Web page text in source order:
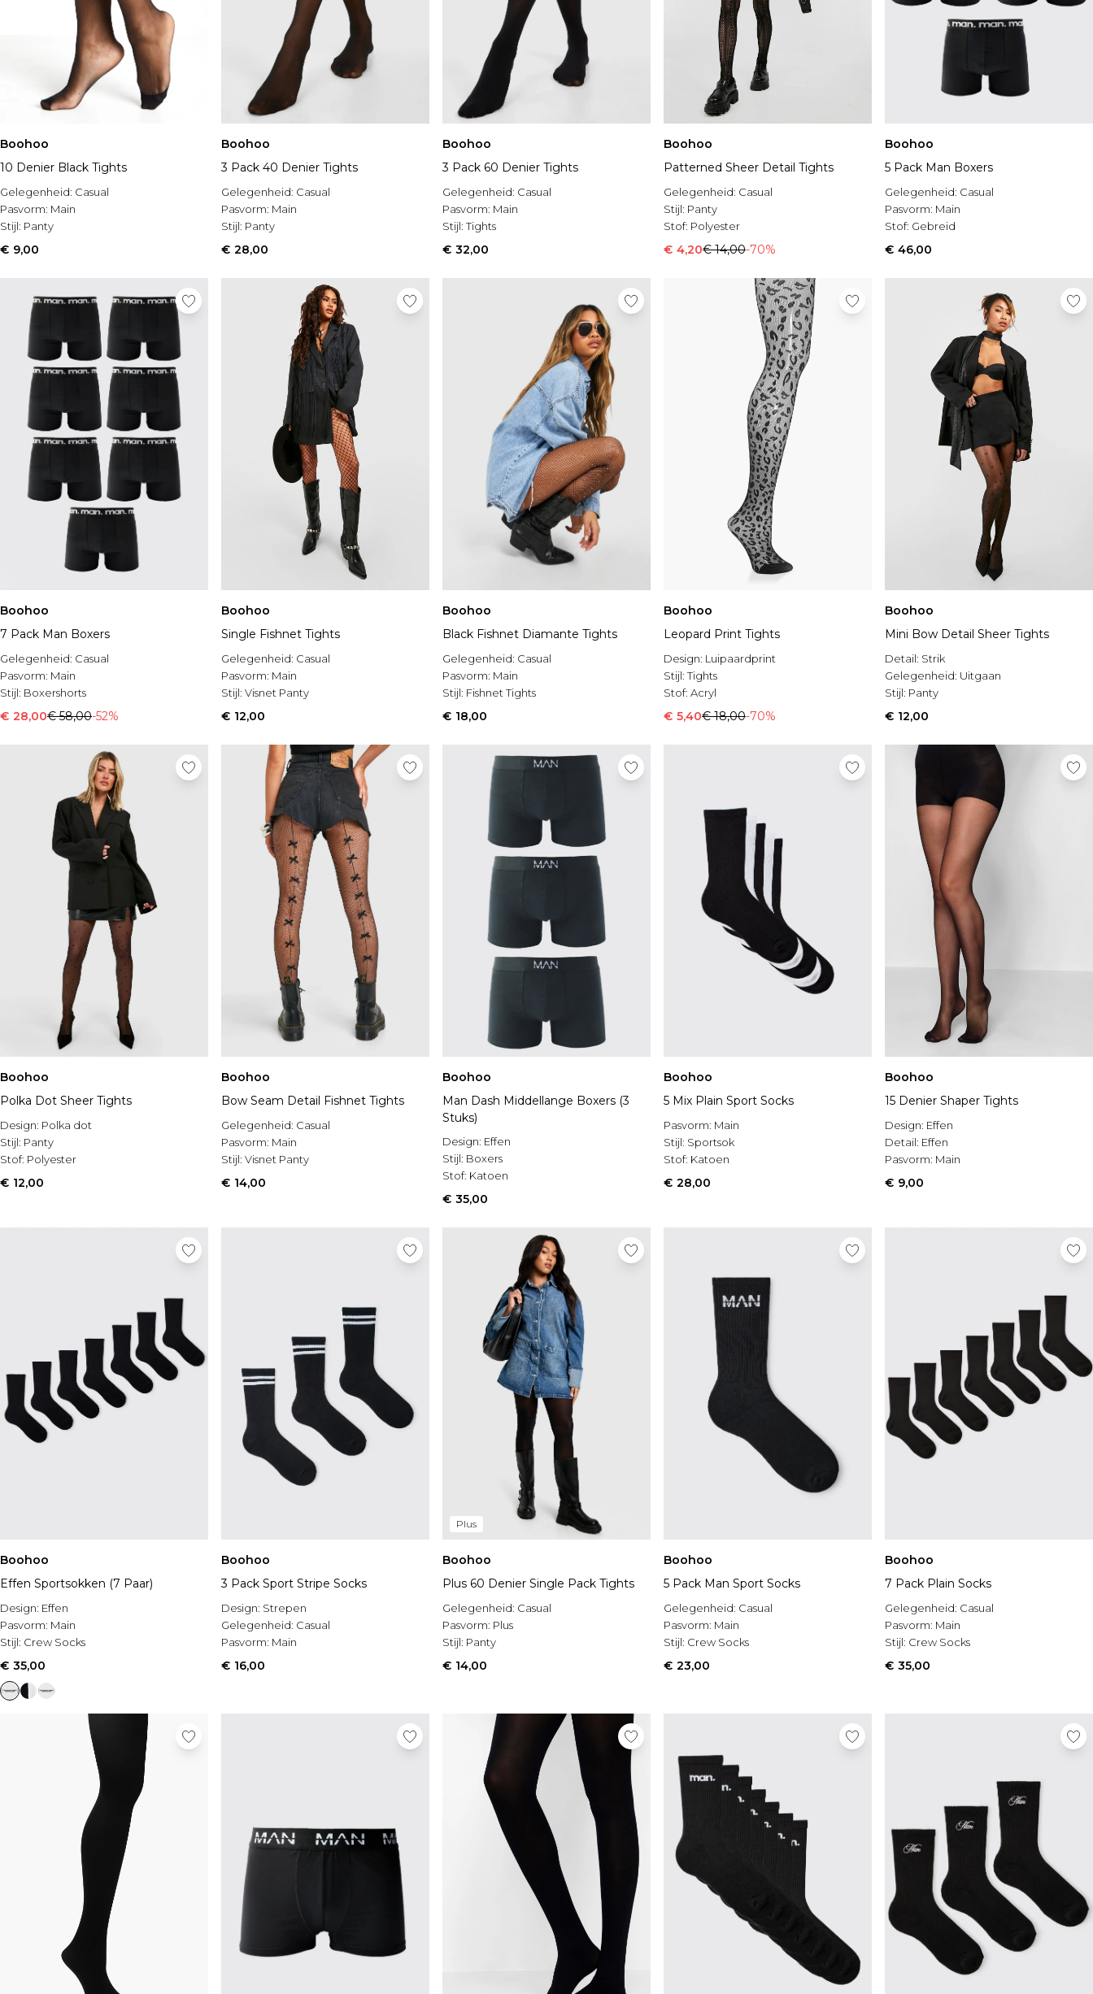
Boohoo
10 Denier Black Tights
Gelegenheid: Casual
Pasvorm: Main
Stijl: Panty
€ 9,00
Boohoo
3 Pack 40 Denier Tights
Gelegenheid: Casual
Pasvorm: Main
Stijl: Panty
€ 28,00
Boohoo
3 Pack 60 Denier Tights
Gelegenheid: Casual
Pasvorm: Main
Stijl:Tights
€ 32,00
Boohoo
Patterned Sheer Detail Tights
Gelegenheid: Casual
Stijl: Panty
Stof: Polyester
€ 4,20€ 14,00-70%
Boohoo
5 Pack Man Boxers
Gelegenheid: Casual
Pasvorm: Main
Stof: Gebreid
€ 46,00
Boohoo
7 Pack Man Boxers
Gelegenheid: Casual
Pasvorm: Main
Stijl: Boxershorts
€ 28,00€ 58,00-52%
Boohoo
Single Fishnet Tights
Gelegenheid: Casual
Pasvorm: Main
Stijl: Visnet Panty
€ 12,00
Boohoo
Black Fishnet Diamante Tights
Gelegenheid: Casual
Pasvorm: Main
Stijl: Fishnet Tights
€ 18,00
Boohoo
Leopard Print Tights
Design: Luipaardprint
Stijl:Tights
Stof: Acryl
€ 5,40€ 18,00-70%
Boohoo
Mini Bow Detail Sheer Tights
Detail: Strik
Gelegenheid: Uitgaan
Stijl: Panty
€ 12,00
Boohoo
Polka Dot Sheer Tights
Design: Polka dot
Stijl: Panty
Stof: Polyester
€ 12,00
Boohoo
Bow Seam Detail Fishnet Tights
Gelegenheid: Casual
Pasvorm: Main
Stijl: Visnet Panty
€ 14,00
Boohoo
Man Dash Middellange Boxers (3
Stuks)
Design: Effen
Stijl: Boxers
Stof: Katoen
€ 35,00
Boohoo
5 Mix Plain Sport Socks
Pasvorm: Main
Stijl: Sportsok
Stof: Katoen
€ 28,00
Boohoo
15 Denier Shaper Tights
Design: Effen
Detail: Effen
Pasvorm: Main
€ 9,00
Boohoo
Effen Sportsokken (7 Paar)
Design: Effen
Pasvorm: Main
Stijl: Crew Socks
€ 35,00
Boohoo
3 Pack Sport Stripe Socks
Design: Strepen
Gelegenheid: Casual
Pasvorm: Main
€ 16,00
Plus
Boohoo
Plus 60 Denier Single Pack Tights
Gelegenheid: Casual
Pasvorm: Plus
Stijl: Panty
€ 14,00
Boohoo
5 Pack Man Sport Socks
Gelegenheid: Casual
Pasvorm: Main
Stijl: Crew Socks
€ 23,00
Boohoo
7 Pack Plain Socks
Gelegenheid: Casual
Pasvorm: Main
Stijl: Crew Socks
€ 35,00